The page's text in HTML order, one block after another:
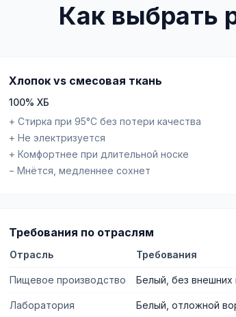
Как выбрать
Хлопок vs смесовая ткань
100% ХБ
+ Стирка при 95°C без потери качества
+ Не электризуется
+ Комфортнее при длительной носке
− Мнётся, медленнее сохнет
Требования по отраслям
Отрасль Требования
Пищевое производство Белый, без
Лаборатория Белый, отложной